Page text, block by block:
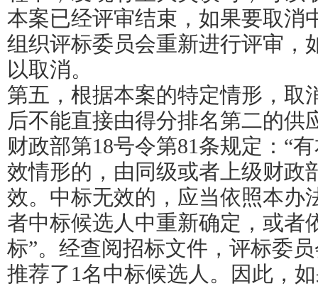
本案已经评审结束，如果要取消
组织评标委员会重新进行评审，
以取消。
第五，根据本案的特定情形，取
后不能直接由得分排名第二的供
财政部第18号令第81条规定：“
效情形的，由同级或者上级财政
效。中标无效的，应当依照本办
者中标候选人中重新确定，或者
标”。经查阅招标文件，评标委
推荐了1名中标候选人。因此，